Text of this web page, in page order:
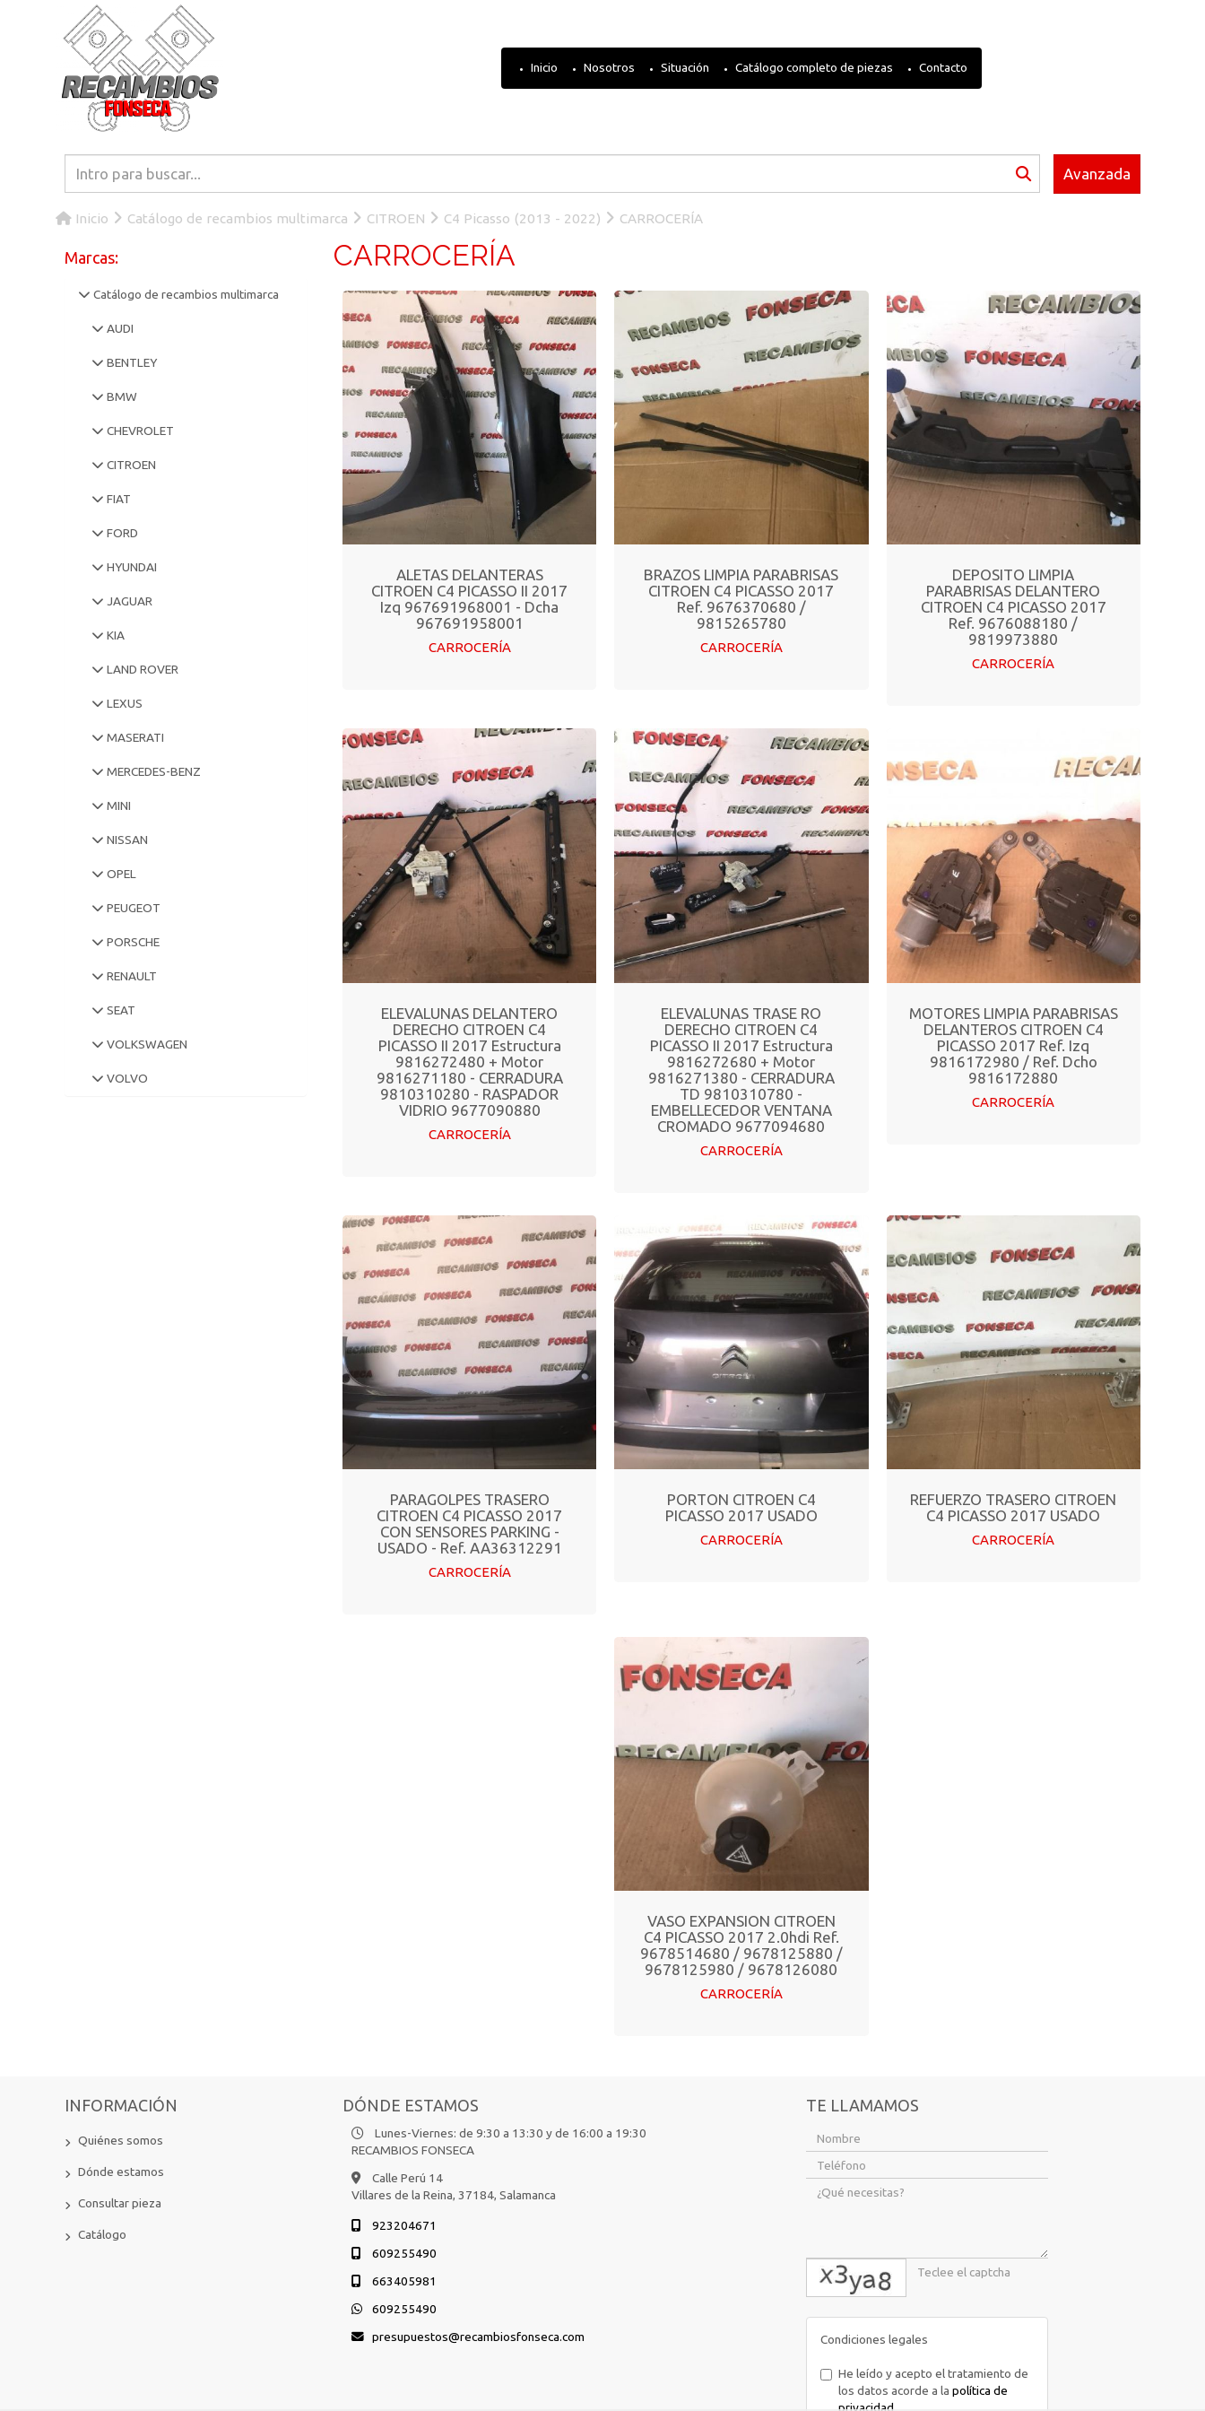
Inicio Nosotros Situación Catálogo completo de piezas Contacto
Avanzada
Inicio Catálogo de recambios multimarca CITROEN C4 Picasso (2013 - 2022) CARROCERÍA
Marcas:
Catálogo de recambios multimarca
AUDI
BENTLEY
BMW
CHEVROLET
CITROEN
FIAT
FORD
HYUNDAI
JAGUAR
KIA
LAND ROVER
LEXUS
MASERATI
MERCEDES-BENZ
MINI
NISSAN
OPEL
PEUGEOT
PORSCHE
RENAULT
SEAT
VOLKSWAGEN
VOLVO
CARROCERÍA
ALETAS DELANTERAS
CITROEN C4 PICASSO II 2017
Izq 967691968001 - Dcha
967691958001
CARROCERÍA
BRAZOS LIMPIA PARABRISAS
CITROEN C4 PICASSO 2017
Ref. 9676370680 /
9815265780
CARROCERÍA
DEPOSITO LIMPIA
PARABRISAS DELANTERO
CITROEN C4 PICASSO 2017
Ref. 9676088180 /
9819973880
CARROCERÍA
ELEVALUNAS DELANTERO
DERECHO CITROEN C4
PICASSO II 2017 Estructura
9816272480 + Motor
9816271180 - CERRADURA
9810310280 - RASPADOR
VIDRIO 9677090880
CARROCERÍA
ELEVALUNAS TRASE RO
DERECHO CITROEN C4
PICASSO II 2017 Estructura
9816272680 + Motor
9816271380 - CERRADURA
TD 9810310780 -
EMBELLECEDOR VENTANA
CROMADO 9677094680
CARROCERÍA
MOTORES LIMPIA PARABRISAS
DELANTEROS CITROEN C4
PICASSO 2017 Ref. Izq
9816172980 / Ref. Dcho
9816172880
CARROCERÍA
PARAGOLPES TRASERO
CITROEN C4 PICASSO 2017
CON SENSORES PARKING -
USADO - Ref. AA36312291
CARROCERÍA
PORTON CITROEN C4
PICASSO 2017 USADO
CARROCERÍA
REFUERZO TRASERO CITROEN
C4 PICASSO 2017 USADO
CARROCERÍA
VASO EXPANSION CITROEN
C4 PICASSO 2017 2.0hdi Ref.
9678514680 / 9678125880 /
9678125980 / 9678126080
CARROCERÍA
INFORMACIÓN
Quiénes somos
Dónde estamos
Consultar pieza
Catálogo
DÓNDE ESTAMOS
Lunes-Viernes: de 9:30 a 13:30 y de 16:00 a 19:30
RECAMBIOS FONSECA
Calle Perú 14
Villares de la Reina, 37184, Salamanca
923204671
609255490
663405981
609255490
presupuestos
recambiosfonseca.com
TE LLAMAMOS
captcha
Condiciones legales
He leído y acepto el tratamiento de
los datos acorde a la política de
privacidad